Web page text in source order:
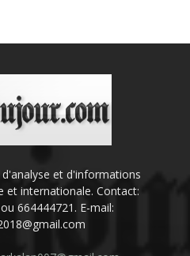
et d'informations
et internationale. Contact:
664444721. E-mail: